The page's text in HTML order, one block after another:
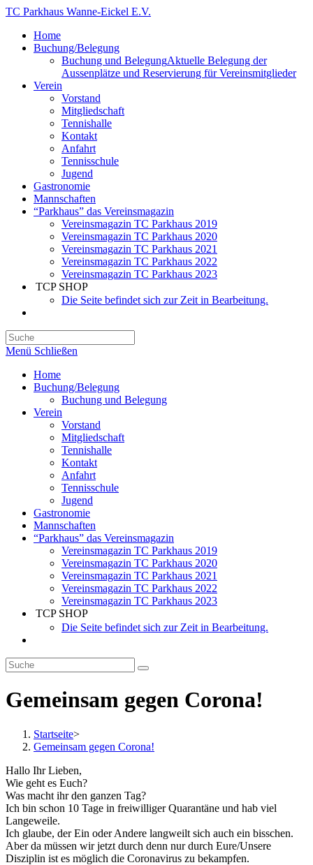
TC Parkhaus Wanne-Eickel E.V.
Home
Buchung/Belegung
Buchung und BelegungAktuelle Belegung der
Aussenplätze und Reservierung für Vereinsmitglieder
Verein
Vorstand
Mitgliedschaft
Tennishalle
Kontakt
Anfahrt
Tennisschule
Jugend
Gastronomie
Mannschaften
“Parkhaus” das Vereinsmagazin
Vereinsmagazin TC Parkhaus 2019
Vereinsmagazin TC Parkhaus 2020
Vereinsmagazin TC Parkhaus 2021
Vereinsmagazin TC Parkhaus 2022
Vereinsmagazin TC Parkhaus 2023
TCP SHOP
Die Seite befindet sich zur Zeit in Bearbeitung.
Menü Schließen
Home
Buchung/Belegung
Buchung und Belegung
Verein
Vorstand
Mitgliedschaft
Tennishalle
Kontakt
Anfahrt
Tennisschule
Jugend
Gastronomie
Mannschaften
“Parkhaus” das Vereinsmagazin
Vereinsmagazin TC Parkhaus 2019
Vereinsmagazin TC Parkhaus 2020
Vereinsmagazin TC Parkhaus 2021
Vereinsmagazin TC Parkhaus 2022
Vereinsmagazin TC Parkhaus 2023
TCP SHOP
Die Seite befindet sich zur Zeit in Bearbeitung.
Gemeinsam gegen Corona!
Startseite>
Gemeinsam gegen Corona!
Hallo Ihr Lieben,
Wie geht es Euch?
Was macht ihr den ganzen Tag?
Ich bin schon 10 Tage in freiwilliger Quarantäne und hab viel
Langeweile.
Ich glaube, der Ein oder Andere langweilt sich auch ein bisschen.
Aber da müssen wir jetzt durch denn nur durch Eure/Unsere
Disziplin ist es möglich die Coronavirus zu bekampfen.